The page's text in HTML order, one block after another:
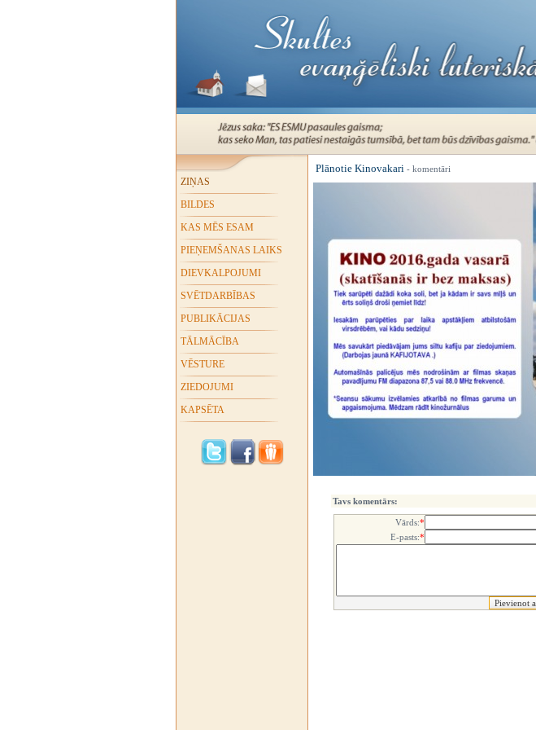
ZIŅAS
BILDES
KAS MĒS ESAM
PIEŅEMŠANAS LAIKS
DIEVKALPOJUMI
SVĒTDARBĪBAS
PUBLIKĀCIJAS
TĀLMĀCĪBA
VĒSTURE
ZIEDOJUMI
KAPSĒTA
Plānotie Kinovakari - komentāri
Tavs komentārs:
Vārds:*
E-pasts:*